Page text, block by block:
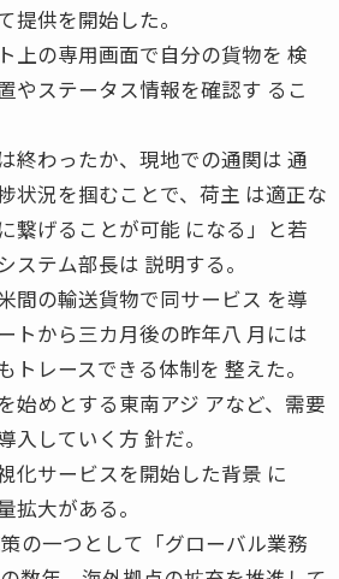
提供を開始した。
上の専用画面で自分の貨物を 検
やステータス情報を確認す るこ
終わったか、現地での通関は 通
状況を掴むことで、荷主 は適正な
繋げることが可能 になる」と若
ステム部長は 説明する。
間の輸送貨物で同サービス を導
トから三カ月後の昨年八 月には
トレースできる体制を 整えた。
始めとする東南アジ アなど、需要
入していく方 針だ。
化サービスを開始した背景 に
拡大がある。
の一つとして「グローバル業務